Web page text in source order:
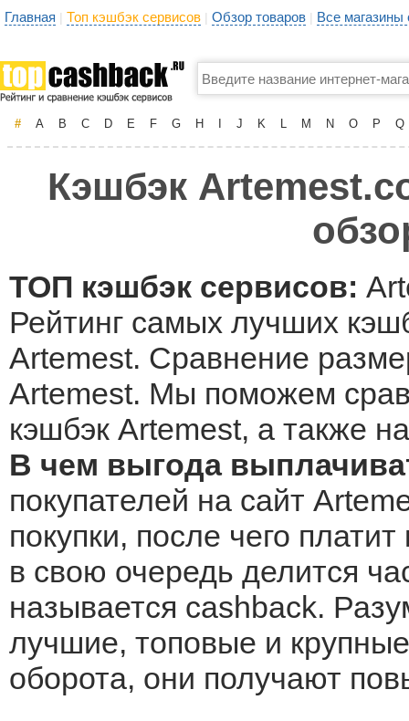
Главная | Топ кэшбэк сервисов | Обзор товаров | Все
# A B C D E F G H J K L M N O P Q
Кэшбэк
ТОП кэшбэк сервисов:
Рейтинг самых лучших
Artemest. Сравнение
Artemest. Мы поможем
кэшбэк Artemest, а также
В чем выгода
покупателей на сайт
покупки, после чего
в свою очередь делится
называется cashback.
лучшие, топовые и
оборота, они получают